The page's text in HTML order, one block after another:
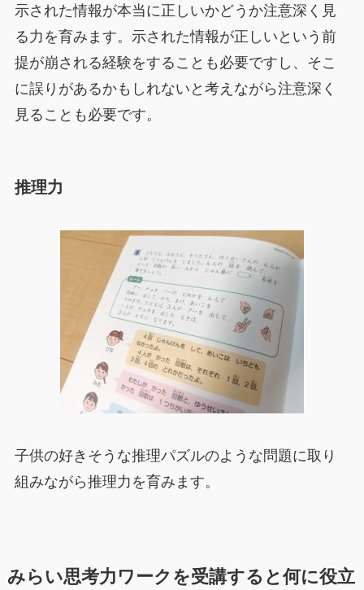
示された情報が本当に正しいかどうか注意深く見
る力を育みます。示された情報が正しいという前
提が崩される経験をすることも必要ですし、そこ
に誤りがあるかもしれないと考えながら注意深く
見ることも必要です。
推理力
子供の好きそうな推理パズルのような問題に取り
組みながら推理力を育みます。
みらい思考力ワークを受講すると何に役立